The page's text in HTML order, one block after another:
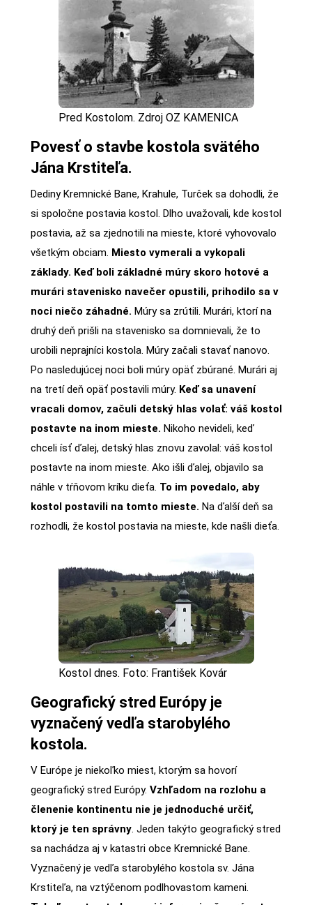
Pred Kostolom. Zdroj OZ KAMENICA
Povesť o stavbe kostola svätého
Jána Krstiteľa.
Dediny Kremnické Bane, Krahule, Turček sa dohodli, že
si spoločne postavia kostol. Dlho uvažovali, kde kostol
postavia, až sa zjednotili na mieste, ktoré vyhovovalo
všetkým obciam. Miesto vymerali a vykopali
základy. Keď boli základné múry skoro hotové a
murári stavenisko navečer opustili, prihodilo sa v
noci niečo záhadné. Múry sa zrútili. Murári, ktorí na
druhý deň prišli na stavenisko sa domnievali, že to
urobili neprajníci kostola. Múry začali stavať nanovo.
Po nasledujúcej noci boli múry opäť zbúrané. Murári aj
na tretí deň opäť postavili múry. Keď sa unavení
vracali domov, začuli detský hlas volať: váš kostol
postavte na inom mieste. Nikoho nevideli, keď
chceli ísť ďalej, detský hlas znovu zavolal: váš kostol
postavte na inom mieste. Ako išli ďalej, objavilo sa
náhle v tŕňovom kríku dieťa. To im povedalo, aby
kostol postavili na tomto mieste. Na ďalší deň sa
rozhodli, že kostol postavia na mieste, kde našli dieťa.
Kostol dnes. Foto: František Kovár
Geografický stred Európy je
vyznačený vedľa starobylého
kostola.
V Európe je niekoľko miest, ktorým sa hovorí
geografický stred Európy. Vzhľadom na rozlohu a
členenie kontinentu nie je jednoduché určiť,
ktorý je ten správny. Jeden takýto geografický stred
sa nachádza aj v katastri obce Kremnické Bane.
Vyznačený je vedľa starobylého kostola sv. Jána
Krstiteľa, na vztýčenom podlhovastom kameni.